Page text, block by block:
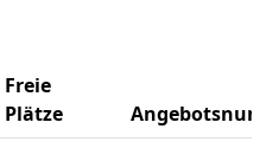
Freie
Plätze